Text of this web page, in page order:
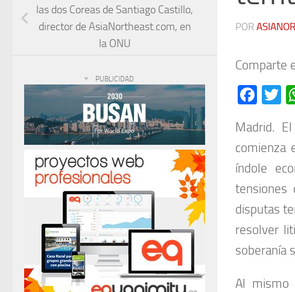
POR
Comparte
Madrid.
comienza
índole
tensiones
disputas
resolver
soberanía
Al mismo
las dos Coreas de Santiago Castillo,
director de AsiaNortheast.com, en
la ONU
PUBLICIDAD